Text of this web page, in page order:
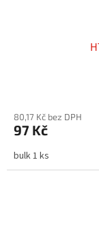
80,17 Kč bez DPH
97 Kč
bulk 1 ks